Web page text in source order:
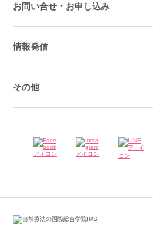
お問い合せ・お申し込み
情報発信
その他